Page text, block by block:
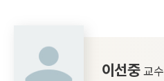
이선중 교수